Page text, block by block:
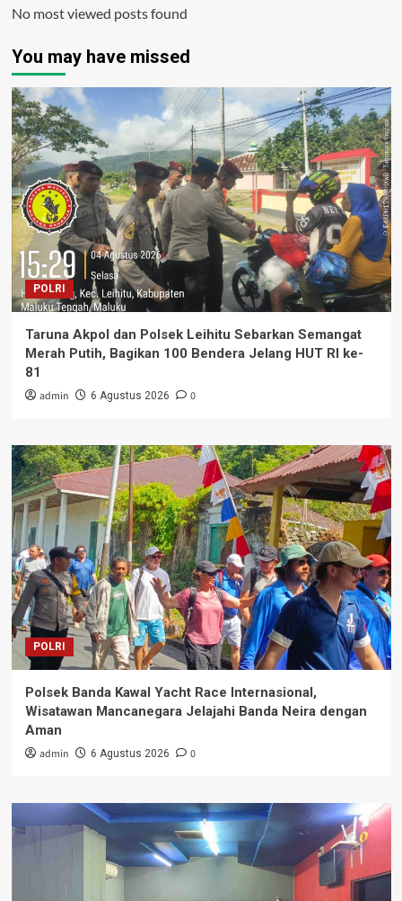
No most viewed posts found
You may have missed
POLRI
Taruna Akpol dan Polsek Leihitu Sebarkan Semangat
Merah Putih, Bagikan 100 Bendera Jelang HUT RI ke-
81
admin 6 Agustus 2026 0
POLRI
Polsek Banda Kawal Yacht Race Internasional,
Wisatawan Mancanegara Jelajahi Banda Neira dengan
Aman
admin 6 Agustus 2026 0